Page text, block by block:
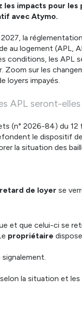
les impacts pour
avec Atymo.
la
au logement
conditions, les APL
Zoom sur les
loyers impayés.
APL seront-elles
(n° 2026-84) du
le dispositif
la situation des
de loyer se
que celui-ci se
propriétaire
signalement.
la situation et